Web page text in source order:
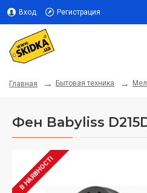
Вход Регистрация
Главная Бытовая техника
Фен Babyliss
В НАЯВНОСТІ